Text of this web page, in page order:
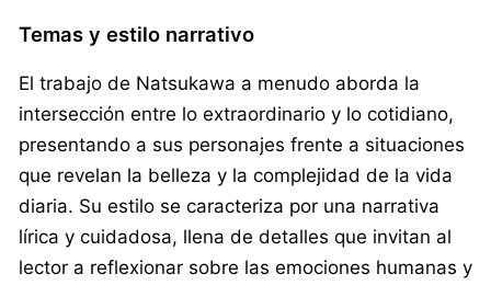
Temas y estilo narrativo
El trabajo de Natsukawa a menudo aborda la
intersección entre lo extraordinario y lo cotidiano,
presentando a sus personajes frente a situaciones
que revelan la belleza y la complejidad de la vida
diaria. Su estilo se caracteriza por una narrativa
lírica y cuidadosa, llena de detalles que invitan al
lector a reflexionar sobre las emociones humanas y